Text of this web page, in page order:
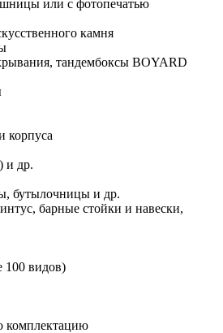
или с фотопечатью
камня
тандембоксы BOYARD
корпуса
и др.
бутылочницы и др.
барные стойки и навески,
100 видов)
комплектацию